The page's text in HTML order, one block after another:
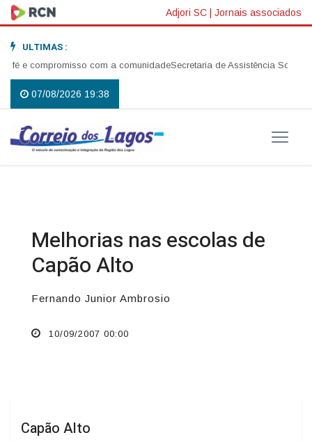
Adjori SC | Jornais associados
ULTIMAS :
e compromisso com a comunidadeSecretaria de Assistência Social
07/08/2026 19:38
Melhorias nas escolas de
Capão Alto
Fernando Junior Ambrosio
10/09/2007 00:00
Capão Alto